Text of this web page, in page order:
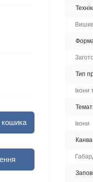
Тип
Ікони
Ікони